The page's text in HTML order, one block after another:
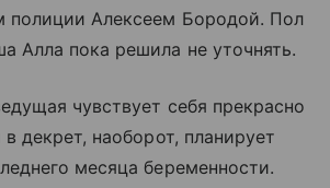
полиции Алексеем Бородой. Пол
Алла пока решила не уточнять.
чувствует себя прекрасно
декрет, наоборот, планирует
месяца беременности.